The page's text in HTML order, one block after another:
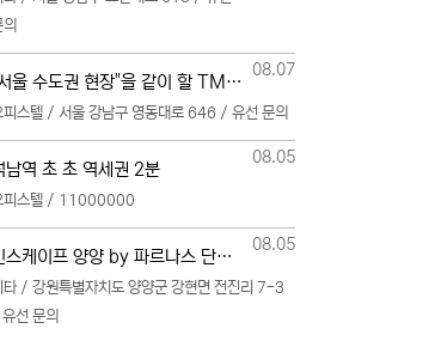
등록일
08.07
"서울 수도권 현장"을 같이 할 TM 단독 단일 영업본부 팀 선착순 모집
피스텔 / 서울 강남구 영동대로 646 / 유선 문의
등록일
08.05
남역 초 초 역세권 2분
피스텔 / 11000000
등록일
08.05
인스케이프 양양 by 파르나스 단일 본부 모집
타 / 강원특별자치도 양양군 강현면 전진리 7-3
선 문의